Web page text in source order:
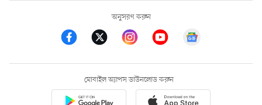
অনুসরণ করুন
মোবাইল অ্যাপস ডাউনলোড করুন